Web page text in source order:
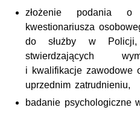
złożenie podania
kwestionariusza
do służby w
stwierdzających
i kwalifikacje zawodowe
uprzednim zatrudnieniu,
badanie psychologiczne